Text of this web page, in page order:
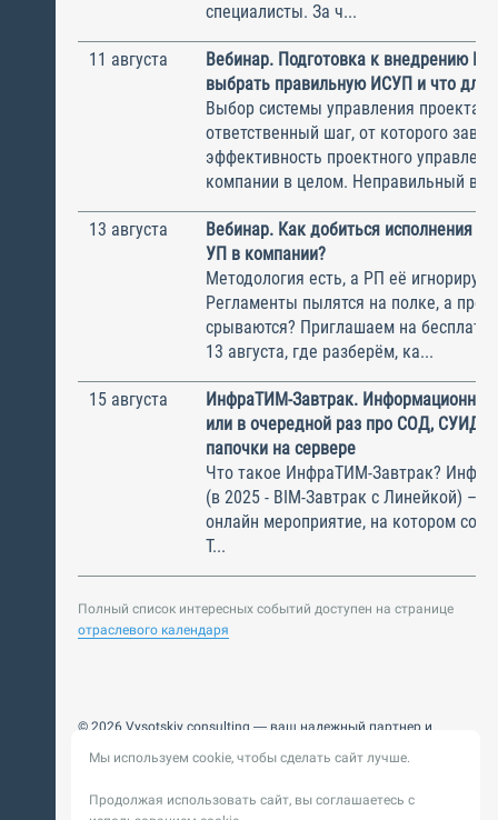
специалисты. За ч...
11 августа
Вебинар. Подготовка к внедрению
выбрать правильную ИСУП и что для
Выбор системы управления
ответственный шаг, от которого
эффективность проектного
компании в целом. Неправильный
13 августа
Вебинар. Как добиться исполнения
УП в компании?
Методология есть, а РП её
Регламенты пылятся на полке, а
срываются? Приглашаем на
13 августа, где разберём, ка...
15 августа
ИнфраТИМ-Завтрак.
или в очередной раз про СОД, СУИД и
папочки на сервере
Что такое ИнфраТИМ-Завтрак?
(в 2025 - BIM-Завтрак с Линейкой) –
онлайн мероприятие, на котором
Т...
Полный список интересных событий доступен на странице
отраслевого календаря
© 2026 Vysotskiy consulting — ваш надежный партнер и
Цифровизация, BIM, ИИ. Внедряем и оптимизируем
Пользовательское
Политика обработки персональных
Мы используем cookie, чтобы сделать сайт лучше.
Продолжая использовать сайт, вы соглашаетесь с